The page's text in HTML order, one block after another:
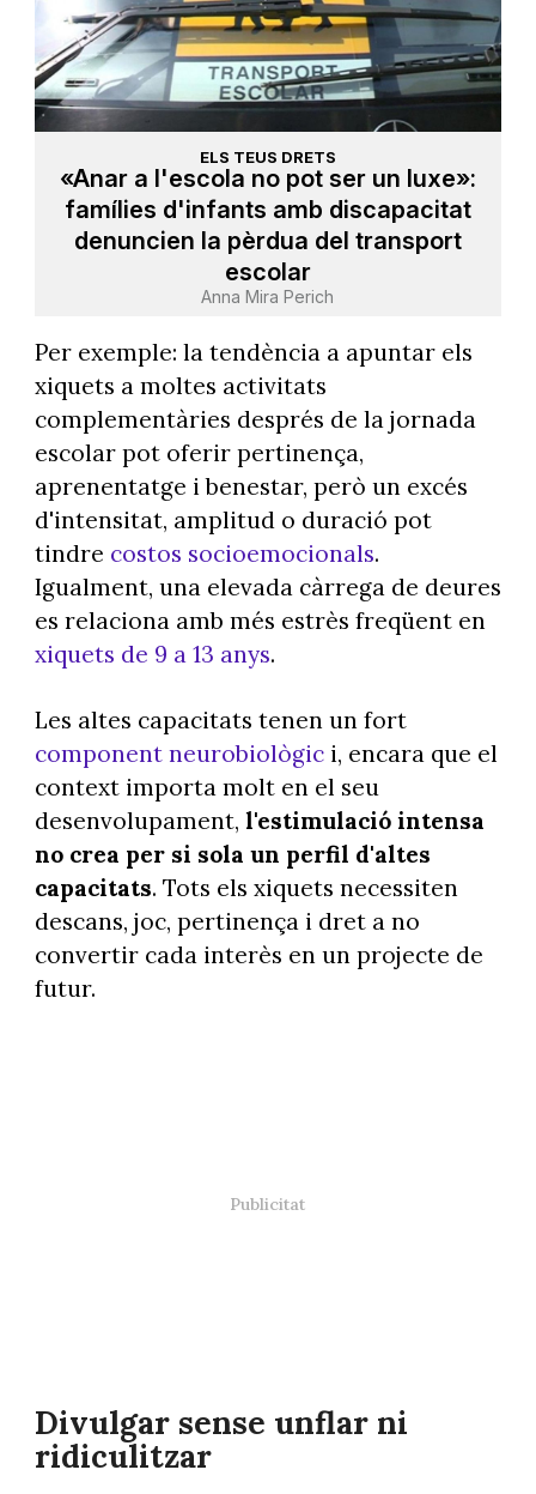
ELS TEUS DRETS
«Anar a l'escola no pot ser un luxe»:
famílies d'infants amb discapacitat
denuncien la pèrdua del transport
escolar
Anna Mira Perich
Per exemple: la tendència a apuntar els
xiquets a moltes activitats
complementàries després de la jornada
escolar pot oferir pertinença,
aprenentatge i benestar, però un excés
d'intensitat, amplitud o duració pot
tindre costos socioemocionals.
Igualment, una elevada càrrega de deures
es relaciona amb més estrès freqüent en
xiquets de 9 a 13 anys.
Les altes capacitats tenen un fort
component neurobiològici, encara que el
context importa molt en el seu
desenvolupament, l'estimulació intensa
no crea per si sola un perfil d'altes
capacitats. Tots els xiquets necessiten
descans, joc, pertinença i dret a no
convertir cada interès en un projecte de
futur.
Divulgar sense unflar ni
ridiculitzar